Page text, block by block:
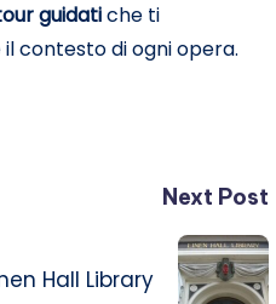
guidatiche ti
contesto di ogni opera.
Next Post
Hall Library